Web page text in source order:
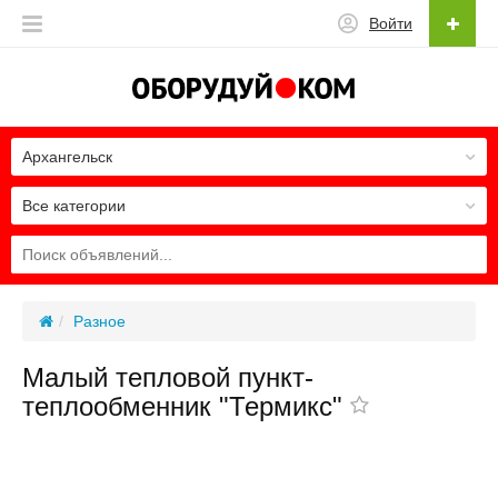
Войти
Все категории
Архангельск
Разное
Малый тепловой пункт-
теплообменник "Термикс"